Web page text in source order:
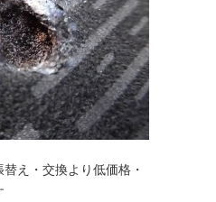
え・交換より低価格・